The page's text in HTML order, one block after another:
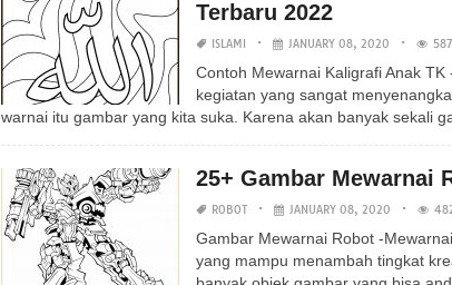
Terbaru 2022
ISLAMI JANUARY 08, 2020
Contoh Mewarnai Kaligrafi Anak
kegiatan yang sangat
warnai itu gambar yang kita suka. Karena akan banyak sekali
25+ Gambar Mewarnai
ROBOT JANUARY 08, 2020
Gambar Mewarnai Robot -
yang mampu menambah tingkat